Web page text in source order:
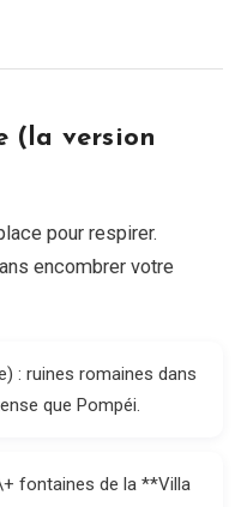
(la version
pour respirer.
encombrer votre
: ruines romaines dans
que Pompéi.
fontaines de la **Villa